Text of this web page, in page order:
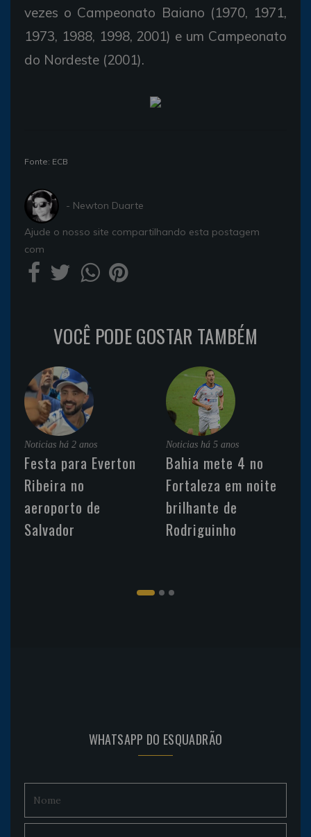
vezes o Campeonato Baiano (1970, 1971,
1973, 1988, 1998, 2001) e um Campeonato
do Nordeste (2001).
Fonte: ECB
- Newton Duarte
Ajude o nosso site compartilhando esta postagem
com
VOCÊ PODE GOSTAR TAMBÉM
Noticias há 2 anos
Festa para Everton
Ribeira no
aeroporto de
Salvador
Noticias há 5 anos
Bahia mete 4 no
Fortaleza em noite
brilhante de
Rodriguinho
WHATSAPP DO ESQUADRÃO